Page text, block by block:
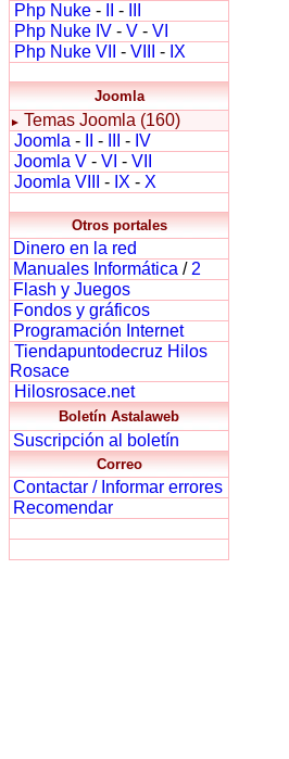
Php Nuke - -
Php Nuke IV - V - VI
Php Nuke VII
- VIII - IX
Joomla
► Temas Joomla (160)
Joomla - - - IV
Joomla V - VI - VII
Joomla VIII
- IX - X
Otros portales
Dinero en la red
Manuales Informática / 2
Flash y Juegos
Fondos y gráficos
Programación Internet
Tiendapuntodecruz Hilos
Rosace
Hilosrosace.net
Boletín Astalaweb
Suscripción al boletín
Correo
Contactar / Informar errores
Recomendar